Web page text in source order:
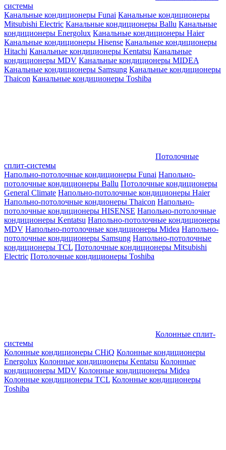
системы
Канальные кондиционеры Funai Канальные кондиционеры
Mitsubishi Electric Канальные кондиционеры Ballu Канальные
кондиционеры Energolux Канальные кондиционеры Haier
Канальные кондиционеры Hisense Канальные кондиционеры
Hitachi Канальные кондиционеры Kentatsu Канальные
кондиционеры MDV Канальные кондиционеры MIDEA
Канальные кондиционеры Samsung Канальные кондиционеры
Thaicon Канальные кондиционеры Toshiba
Потолочные
сплит-системы
Напольно-потолочные кондиционеры Funai Напольно-
потолочные кондиционеры Ballu Потолочные кондиционеры
General Climate Напольно-потолочные кондиционеры Haier
Напольно-потолочные кондионеры Thaicon Напольно-
потолочные кондиционеры HISENSE Напольно-потолочные
кондиционеры Kentatsu Напольно-потолочные кондиционеры
MDV Напольно-потолочные кондиционеры Midea Напольно-
потолочные кондиционеры Samsung Напольно-потолочные
кондиционеры TCL Потолочные кондиционеры Mitsubishi
Electric Потолочные кондиционеры Toshiba
Колонные сплит-
системы
Колонные кондиционеры CHiQ Колонные кондиционеры
Energolux Колонные кондиционеры Kentatsu Колонные
кондиционеры MDV Колонные кондиционеры Midea
Колонные кондиционеры TCL Колонные кондиционеры
Toshiba